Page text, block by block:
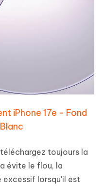
iPhone 17e - Fond
toujours la
évite le flou, la
excessif lorsqu'il est